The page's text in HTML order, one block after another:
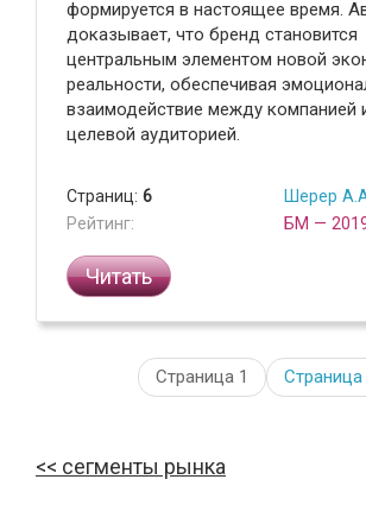
формируется в настоящее время.
доказывает, что бренд становится
центральным элементом новой
реальности, обеспечивая
взаимодействие между компанией
целевой аудиторией.
Страниц: 6
Рейтинг:
Шерер
БМ —
Читать
Страница 1 Страница
сегменты рынка